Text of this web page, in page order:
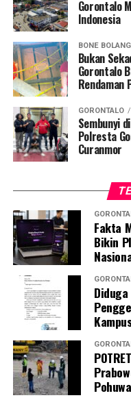
Penyuluhan difokuskan
penularan, pengenalan
hingga tuntas, serta
penyintas TBC di
“Literasi kesehatan
memutus rantai
menyampaikan
dipahami agar warga
apabila mengalami
Selain skrining TBC,
nakes Puskesmas
pelayanan Cek
pengukuran tekanan
penapisan faktor
sebagai upaya
Perwakilan DPL KKN-
Kasim, M.Kes.,
mahasiswa merupakan
Perguruan Tinggi
layanan kesehatan
Gorontalo
Indonesia
BONE
Bukan
Gorontalo
Rendaman
GORONTALO
Sembunyi
Polresta
Curanmor
Fakta
Bikin